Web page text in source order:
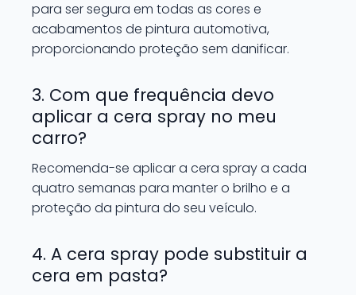
para ser segura em todas as cores e
acabamentos de pintura automotiva,
proporcionando proteção sem danificar.
3. Com que frequência devo
aplicar a cera spray no meu
carro?
Recomenda-se aplicar a cera spray a cada
quatro semanas para manter o brilho e a
proteção da pintura do seu veículo.
4. A cera spray pode substituir a
cera em pasta?